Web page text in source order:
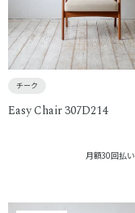
チーク
Easy Chair 307D214
月額30回払い